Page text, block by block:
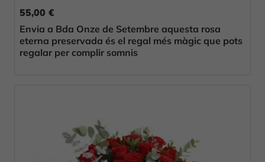
55,00 €
Envia a Bda Onze de Setembre aquesta rosa
eterna preservada és el regal més màgic que pots
regalar per complir somnis